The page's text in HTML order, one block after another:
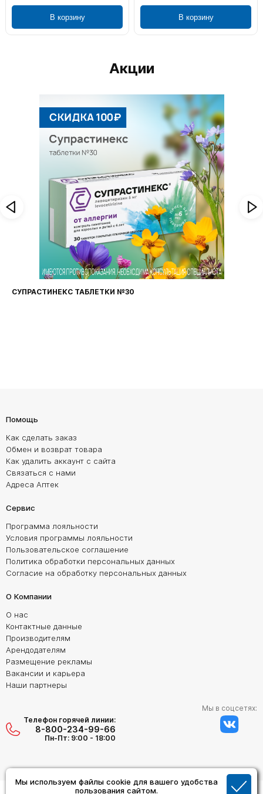
Мы используем файлы cookie для вашего удобства
пользования сайтом.
В корзину В корзину
Акции
СУПРАСТИНЕКС ТАБЛЕТКИ №30
Помощь
Как сделать заказ
Обмен и возврат товара
Как удалить аккаунт с сайта
Связаться с нами
Адреса Аптек
Сервис
Программа лояльности
Условия программы лояльности
Пользовательское соглашение
Политика обработки персональных данных
Согласие на обработку персональных данных
О Компании
О нас
Контактные данные
Производителям
Арендодателям
Размещение рекламы
Вакансии и карьера
Наши партнеры
Телефон горячей линии:
8-800-234-99-66
Пн-Пт: 9:00 - 18:00
Мы в соцсетях: